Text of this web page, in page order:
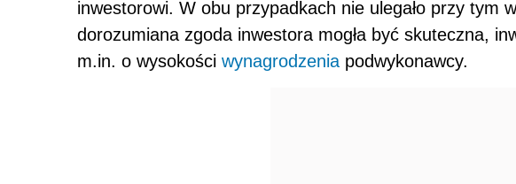
inwestorowi. W obu przypadkach nie ulegało przy tym
dorozumiana zgoda inwestora mogła być skuteczna,
m.in. o wysokości wynagrodzenia podwykonawcy.